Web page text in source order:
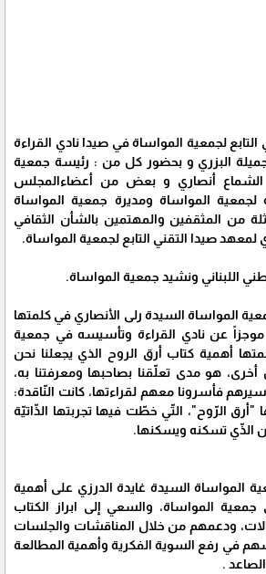
لجمعية المواساة في صيدا نادي القراءة
البزري و بحضور كل من : رئيسة جمعية
الشماع أنصاري و بعض من أعضاءالمجلس
لجمعية المواساة ومديرة جمعية المواساة
من المثقفين والمهتمين بالشأن الثقافي
لمعهد صيدا التقني التابع لجمعية المواساة.
اللبناني ونشيد جمعية المواساة.
المواساة السيدة رلى الأنصاري في كلمتها
عن نادي القراءة وتأسيسه في جمعية
أهمية كتاب أرق الروح الذي يجعلنا نحن
أخرى، هو مدى تعلّقنا بصاحبها ومعرفتنا به،
فأسرونا معهم لقراءتها، كانت النّاقدة:
الرّوح"، التّي خطّت فيها تجربتها الذّاتيّة
الذّي تسكنه ويسكنها.
المواساة السيدة غايدة الدرزي على أهمية
جمعية المواساة، والسعي إلى ابراز الكتاب
ودعمهم من خلال المناقشات والجلسات
في رفع السوية الفكرية وأهمية المطالعة
.